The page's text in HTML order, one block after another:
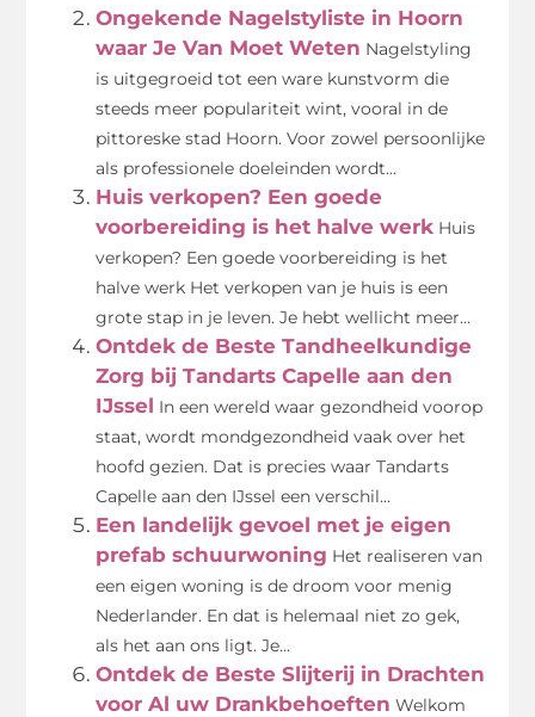
Ongekende Nagelstyliste in Hoorn
waar Je Van Moet Weten Nagelstyling
is uitgegroeid tot een ware kunstvorm die
steeds meer populariteit wint, vooral in de
pittoreske stad Hoorn. Voor zowel persoonlijke
als professionele doeleinden wordt...
Huis verkopen? Een goede
voorbereiding is het halve werk Huis
verkopen? Een goede voorbereiding is het
halve werk Het verkopen van je huis is een
grote stap in je leven. Je hebt wellicht meer...
Ontdek de Beste Tandheelkundige
Zorg bij Tandarts Capelle aan den
IJssel In een wereld waar gezondheid voorop
staat, wordt mondgezondheid vaak over het
hoofd gezien. Dat is precies waar Tandarts
Capelle aan den IJssel een verschil...
Een landelijk gevoel met je eigen
prefab schuurwoning Het realiseren van
een eigen woning is de droom voor menig
Nederlander. En dat is helemaal niet zo gek,
als het aan ons ligt. Je...
Ontdek de Beste Slijterij in Drachten
voor Al uw Drankbehoeften Welkom